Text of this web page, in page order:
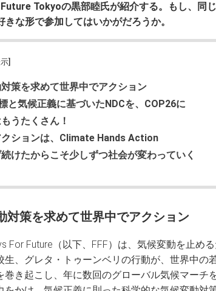
Tokyoの黒部睦氏が紹介する。もし、同
きな形で参加してはいかがだろうか。
]
策を求めて世界中でアクション
と気候正義に基づいたNDCを、COP26に
うたくさん！
クションは、Climate Hands Action
けたからこそ少しずつ社会が変わっていく
対策を求めて世界中でアクション
For Future（以下、FFF）は、気候変動を止め
生、グレタ・トゥーンベリの行動が、世界中の
巻き起こし、年に数回のグローバル気候マーチ